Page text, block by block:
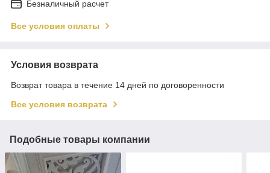
Безналичный расчет
Все условия оплаты
Условия возврата
Возврат товара в течение 14 дней по договоренности
Все условия возврата
Подобные товары компании